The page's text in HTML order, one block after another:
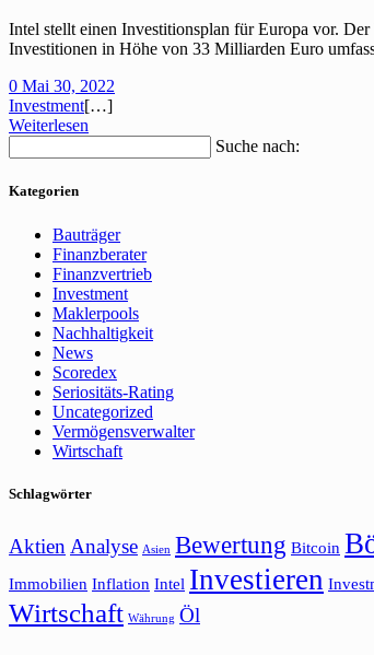
Intel stellt einen Investitionsplan für Europa vor.
Investitionen in Höhe von 33 Milliarden Euro
0 Mai 30, 2022
Investment[…]
Weiterlesen
Suche nach:
Kategorien
Bauträger
Finanzberater
Finanzvertrieb
Investment
Maklerpools
Nachhaltigkeit
News
Scoredex
Seriositäts-Rating
Uncategorized
Vermögensverwalter
Wirtschaft
Schlagwörter
Aktien Analyse Asien Bewertung Bitcoin
Immobilien Inflation Intel Investieren
Wirtschaft Währung Öl